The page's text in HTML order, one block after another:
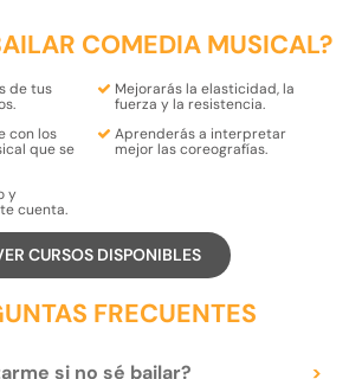
COMEDIA MUSICAL?
de tus
Mejorarás la elasticidad, la
fuerza y la resistencia.
con los
que se
Aprenderás a interpretar
mejor las coreografías.
y
cuenta.
CURSOS DISPONIBLES
FRECUENTES
si no sé bailar? >